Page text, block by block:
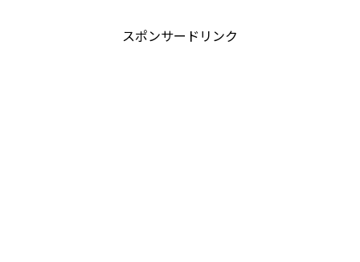
スポンサードリンク